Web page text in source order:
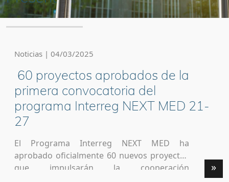
Noticias | 04/03/2025
60 proyectos aprobados de la
primera convocatoria del
programa Interreg NEXT MED 21-
27
El Programa Interreg NEXT MED ha
aprobado oficialmente 60 nuevos proyectos
que impulsarán la cooperación
»